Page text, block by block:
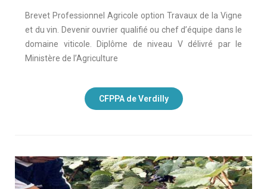
Brevet Professionnel Agricole option Travaux de la Vigne
et du vin. Devenir ouvrier qualifié ou chef d’équipe dans le
domaine viticole. Diplôme de niveau V délivré par le
Ministère de l’Agriculture
CFPPA de Verdilly